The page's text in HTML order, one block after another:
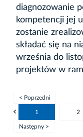
diagnozowanie
kompetencji jej
zostanie
składać się na
września do
projektów w
< Poprzedni
1 2
Następny >